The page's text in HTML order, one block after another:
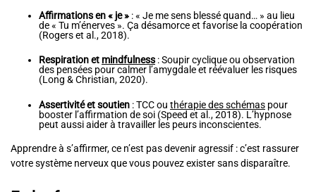
Affirmations en « je » : « Je me sens blessé quand… » au lieu
de « Tu m’énerves ». Ça désamorce et favorise la coopération
(Rogers et al., 2018).
Respiration et mindfulness : Soupir cyclique ou observation
des pensées pour calmer l’amygdale et réévaluer les risques
(Long & Christian, 2020).
Assertivité et soutien : TCC ou thérapie des schémas pour
booster l’affirmation de soi (Speed et al., 2018). L’hypnose
peut aussi aider à travailler les peurs inconscientes.
Apprendre à s’affirmer, ce n’est pas devenir agressif : c’est rassurer
votre système nerveux que vous pouvez exister sans disparaître.